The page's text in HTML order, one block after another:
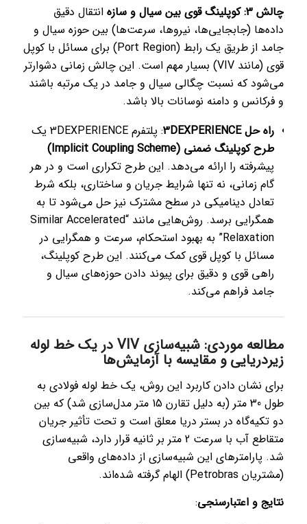
چالش 3: کوپلینگ قوی بین سیال و سازه
انتقال دقیق
داده‌ها (جابجایی‌ها، نیروها، سرعت‌ها) بین حوزه سیال و
جامد از طریق یک رابط (Port Region) برای مسائل با کوپل
قوی (مانند VIV) بسیار مهم است. این چالش زمانی دشوارتر
می‌شود که نسبت چگالی سیال و جامد در یک مرتبه باشند
و فرکانس و دامنه نوسانات بالا باشد.
راه حل 3DEXPERIENCE
: پلتفرم 3DEXPERIENCE یک
طرح کوپلینگ ضمنی (Implicit Coupling Scheme)
پیشرفته را ارائه می‌دهد. این طرح تکراری است و در هر
گام زمانی، نه تنها شرایط جریان و ساختاری، بلکه شرط
تعادل دینامیکی در سطح مشترک نیز حل می‌شود تا به
همگرایی برسد. روش‌هایی مانند “Similar Accelerated
Relaxation” به بهبود استحکام، سرعت و همگرایی در
مسائل با کوپل قوی کمک می‌کنند. این طرح کوپلینگ،
راهی قوی و دقیق برای پیوند دادن حوزه‌های سیال و
جامد فراهم می‌کند.
مطالعه موردی: شبیه‌سازی VIV در یک خط لوله
زیردریایی و مقایسه با آزمایش‌ها
برای نشان دادن کاربرد این روش، یک خط لوله فولادی به
طول 30 متر (به دلیل تقارن 15 متر مدل‌سازی شد) که بین
دو تکیه‌گاه در بستر دریا معلق است و تحت تأثیر جریان
متقاطع آب با سرعت 2 متر بر ثانیه قرار دارد، شبیه‌سازی
شد. پارامترهای این شبیه‌سازی از داده‌های واقعی
(مشتریان Petrobras) الهام گرفته شده‌اند.
نتایج و اعتبارسنجی: